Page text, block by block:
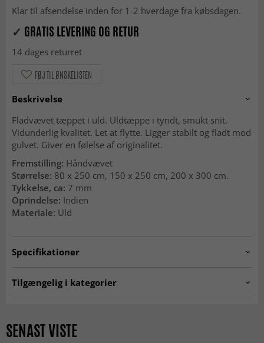
Klar til afsendelse inden for 1-2 hverdage fra købsdagen.
✓ GRATIS LEVERING OG RETUR
14 dages returret
FØJ TIL ØNSKELISTEN
Beskrivelse
Fladvævet tæppet i uld. Uldtæppe i tyndt, smukt snit.
Vidunderlig kvalitet. Let at flytte. Ligger stabilt og fladt mod
gulvet. Giver en følelse af originalitet.
Fremstilling: Håndvævet
Størrelse: 80 x 250 cm, 150 x 250 cm, 200 x 300 cm.
Tykkelse, ca: 7 mm
Oprindelse: Indien
Materiale: Uld
Specifikationer
Tilgængelig i kategorier
Tæpper 200 x 300 cm
SENAST VISTE